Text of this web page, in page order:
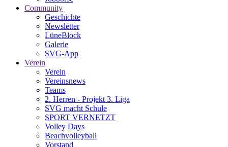
Community
Geschichte
Newsletter
LüneBlock
Galerie
SVG-App
Verein
Verein
Vereinsnews
Teams
2. Herren - Projekt 3. Liga
SVG macht Schule
SPORT VERNETZT
Volley Days
Beachvolleyball
Vorstand